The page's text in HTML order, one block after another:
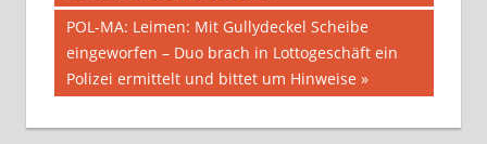
Nächster
Beitrag:
POL-MA: Leimen: Mit Gullydeckel Scheibe
eingeworfen – Duo brach in Lottogeschäft ein
Polizei ermittelt und bittet um Hinweise